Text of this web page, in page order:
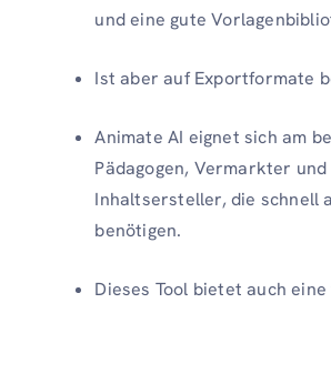
und eine gute
Ist aber auf Exportformate
Animate AI eignet sich am
Pädagogen, Vermarkter und
Inhaltsersteller, die schnell
benötigen.
Dieses Tool bietet auch